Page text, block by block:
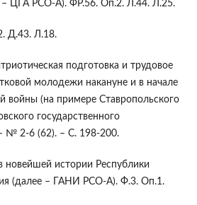
– ЦГА РСО-А). ФР.56. Оп.2. Л.44. Л.25.
Д.43. Л.18.
подготовка и трудовое
молодежи накануне и в начале
войны (на примере Ставропольского
государственного
№ 2-6 (62). – С. 198-200.
новейшей истории Республики
(далее – ГАНИ РСО-А). Ф.3. Оп.1.